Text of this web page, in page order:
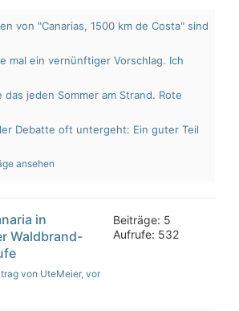
von "Canarias, 1500 km de Costa" sind
mal ein vernünftiger Vorschlag. Ich
das jeden Sommer am Strand. Rote
Debatte oft untergeht: Ein guter Teil
ansehen
in
Waldbrand-
von UteMeier, vor
Beiträge: 5
Aufrufe: 532